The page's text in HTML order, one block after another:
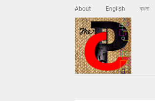
About English বাংলা